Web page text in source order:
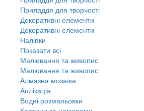
Приладдя для творчості
Декоративні елементи
Декоративні елементи
Налiпки
Показати всі
Малювання та живопис
Малювання та живопис
Алмазна мозаїка
Аплікація
Водні розмальовки